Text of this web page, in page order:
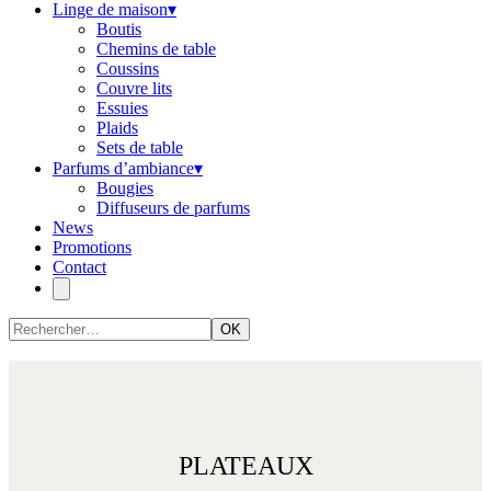
Linge de maison▾
Boutis
Chemins de table
Coussins
Couvre lits
Essuies
Plaids
Sets de table
Parfums d’ambiance▾
Bougies
Diffuseurs de parfums
News
Promotions
Contact
OK
PLATEAUX